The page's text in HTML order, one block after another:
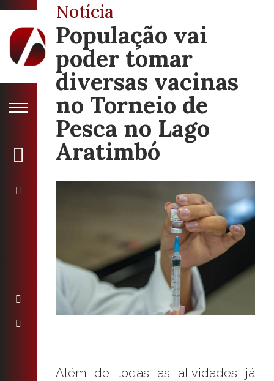
Notícia
População vai
poder tomar
diversas vacinas
no Torneio de
Pesca no Lago
Aratimbó
Além de todas as atividades já